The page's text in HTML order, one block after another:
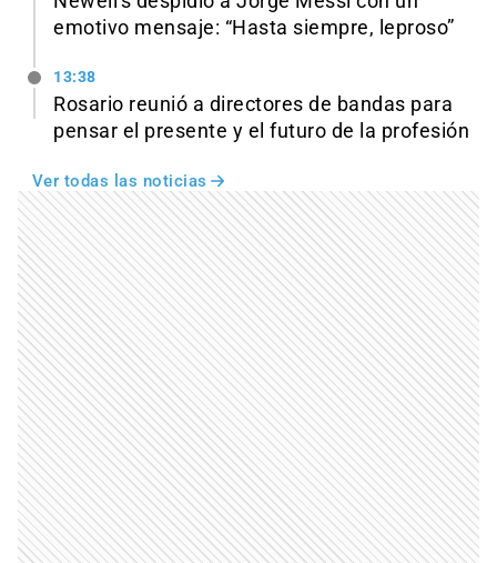
emotivo mensaje: “Hasta siempre, leproso”
13:38
Rosario reunió a directores de bandas para
pensar el presente y el futuro de la profesión
Ver todas las noticias